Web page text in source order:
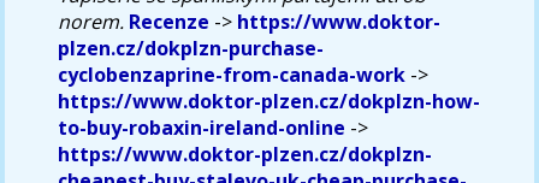
norem. Recenze -> https://www.doktor-
plzen.cz/dokplzn-purchase-
cyclobenzaprine-from-canada-work ->
https://www.doktor-plzen.cz/dokplzn-how-
to-buy-robaxin-ireland-online ->
https://www.doktor-plzen.cz/dokplzn-